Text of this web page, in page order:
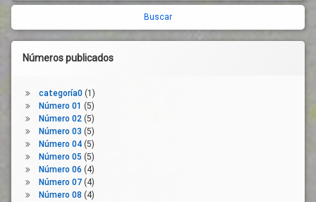
lateral
derecha
Números publicados
categoría0(1)
Número 01 (5)
Número 02(5)
Número 03 (5)
Número 04(5)
Número 05 (5)
Número 06 (4)
Número 07(4)
Número 08 (4)